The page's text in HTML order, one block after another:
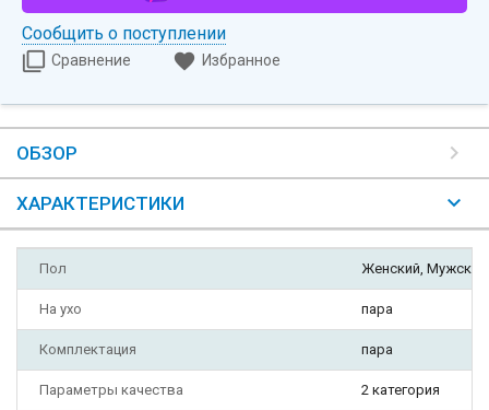
Сообщить о поступлении
Сравнение Избранное
ОБЗОР
ХАРАКТЕРИСТИКИ
Пол Женский, Мужской
На ухо пара
Комплектация пара
Параметры качества 2 категория